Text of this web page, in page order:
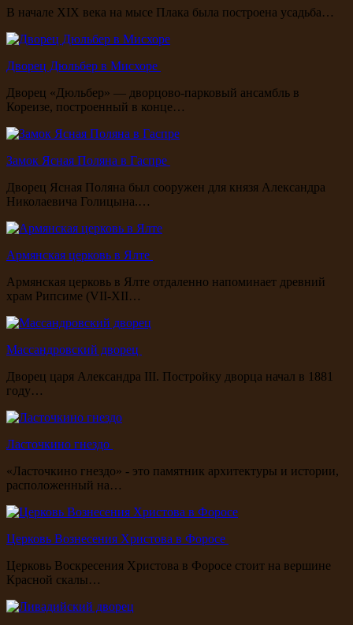
В начале XIX века на мысе Плака была построена усадьба…
Дворец Дюльбер в Мисхоре
Дворец «Дюльбер» — дворцово-парковый ансамбль в
Кореизе, построенный в конце…
Замок Ясная Поляна в Гаспре
Дворец Ясная Поляна был сооружен для князя Александра
Николаевича Голицына.…
Армянская церковь в Ялте
Армянская церковь в Ялте отдаленно напоминает древний
храм Рипсиме (VII-XII…
Массандровский дворец
Дворец царя Александра III. Постройку дворца начал в 1881
году…
Ласточкино гнездо
«Ласточкино гнездо» - это памятник архитектуры и истории,
расположенный на…
Церковь Вознесения Христова в Форосе
Церковь Воскресения Христова в Форосе стоит на вершине
Красной скалы…